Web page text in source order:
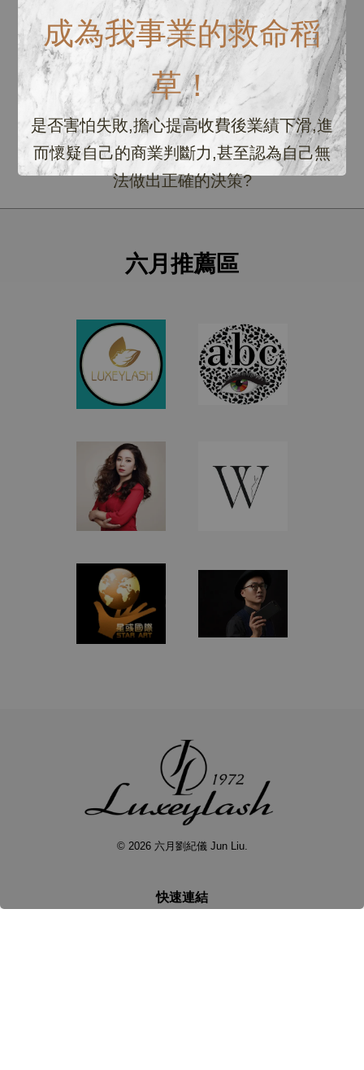
成為我事業的救命稻
草！
是否害怕失敗,擔心提高收費後業績下滑,進
而懷疑自己的商業判斷力,甚至認為自己無
法做出正確的決策?
六月推薦區
© 2026 六月劉紀儀 Jun Liu.
快速連結